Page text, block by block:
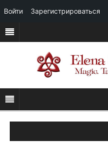
Войти Зарегистрироваться